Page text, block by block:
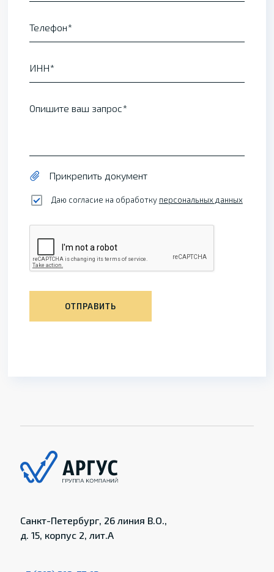
Телефон
ИНН
Опишите ваш запрос
Прикрепить документ
Даю согласие на обработку персональных данных
ОТПРАВИТЬ
Санкт-Петербург, 26 линия В.О.,
д. 15, корпус 2, лит.А